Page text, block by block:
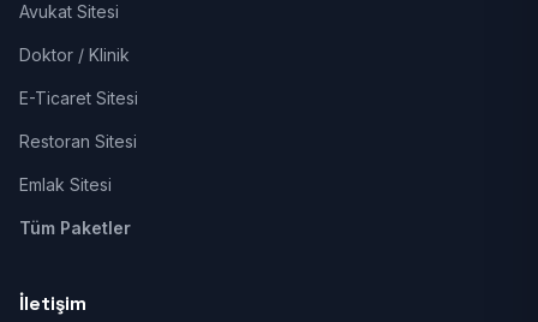
Avukat Sitesi
Doktor / Klinik
E-Ticaret Sitesi
Restoran Sitesi
Emlak Sitesi
Tüm Paketler
İletişim